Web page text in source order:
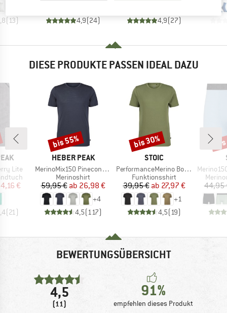
( 13) 4,9(24) 4,9(27)
DIESE PRODUKTE PASSEN IDEAL DAZU
Lite
Preis
4,16 €
(21 )
MARKE
HEBER PEAK
Artikel
MerinoMix150 PineconeHe. II T-Shirt
Produktgruppe
Merinoshirt
Preis
59,95 € reduzierter Preis
ab 26,98 €
+4
4,5(117)
Rabatt
bis 55%
MARKE
STOIC
Artikel
PerformanceMerino BorgholmSt. T-Shirt
Produktgruppe
Funktionsshirt
Preis
39,95 € reduzierter Preis
ab 27,97 €
+1
4,5(19)
Rabatt
bis 30%
Artikel
Merino150
44,95
BEWERTUNGSÜBERSICHT
4,5
(11)
91%
empfehlen dieses Produkt